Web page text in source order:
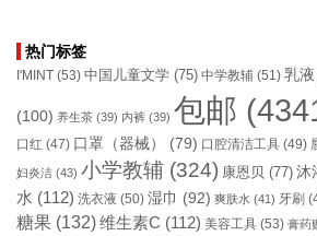
热门标签
I'MINT (53) 中国儿童文学 (75) 中学教辅 (51) 乳液
(100) 养生茶 (39) 内裤 (39) 包邮
口红 (47) 口罩（器械） (79) 口腔清洁工具 (49)
妇炎洁 (43) 小学教辅 (324) 康恩贝 (77) 沐
水 (112) 洗衣液 (50) 湿巾 (92) 爽肤水 (41) 牙刷
糖果 (132)维生素C (112) 美容工具 (53) 膏药